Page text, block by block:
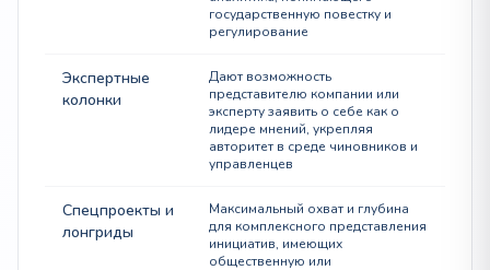
государственную повестку и
регулирование
Экспертные
колонки
Дают возможность
представителю компании или
эксперту заявить о себе как о
лидере мнений, укрепляя
авторитет в среде чиновников и
управленцев
Спецпроекты и
лонгриды
Максимальный охват и глубина
для комплексного представления
инициатив, имеющих
общественную или